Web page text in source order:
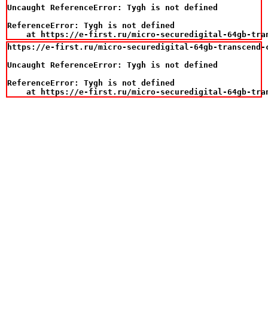
Uncaught ReferenceError: Tygh is not defined
ReferenceError: Tygh is not defined
at https://e-first.ru/micro-securedigital-64gb-
https://e-first.ru/micro-securedigital-64gb-transcend-
Uncaught ReferenceError: Tygh is not defined
ReferenceError: Tygh is not defined
at https://e-first.ru/micro-securedigital-64gb-